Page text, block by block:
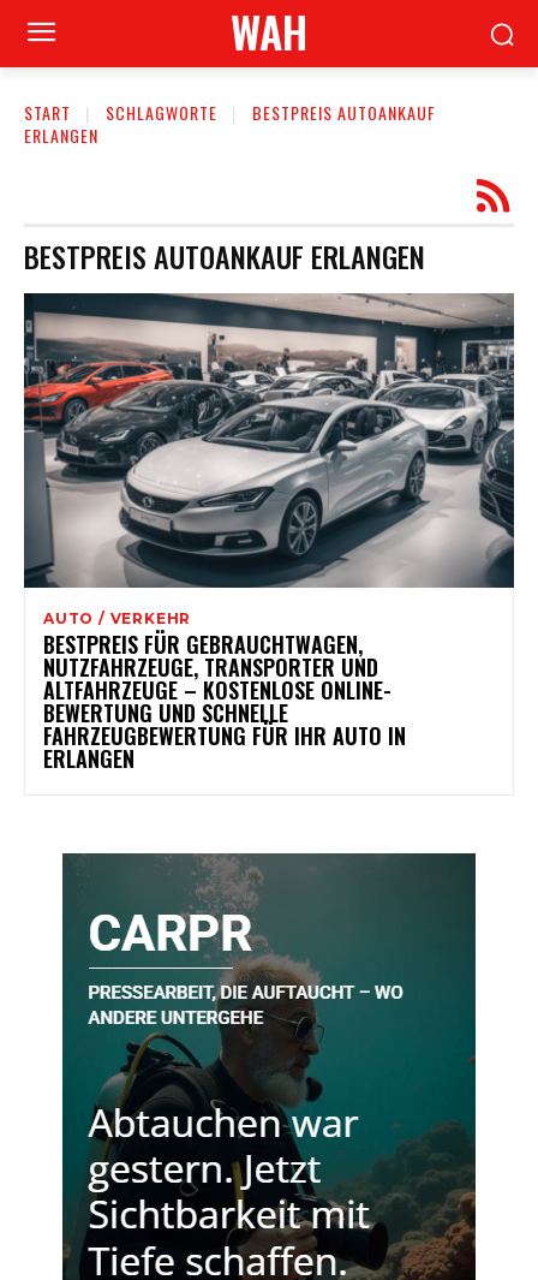
WAH
START SCHLAGWORTE
BESTPREIS AUTOANKAUF
ERLANGEN
BESTPREIS AUTOANKAUF ERLANGEN
AUTO / VERKEHR
BESTPREIS FÜR GEBRAUCHTWAGEN,
NUTZFAHRZEUGE, TRANSPORTER UND
ALTFAHRZEUGE – KOSTENLOSE ONLINE-
BEWERTUNG UND SCHNELLE
FAHRZEUGBEWERTUNG FÜR IHR AUTO IN
ERLANGEN